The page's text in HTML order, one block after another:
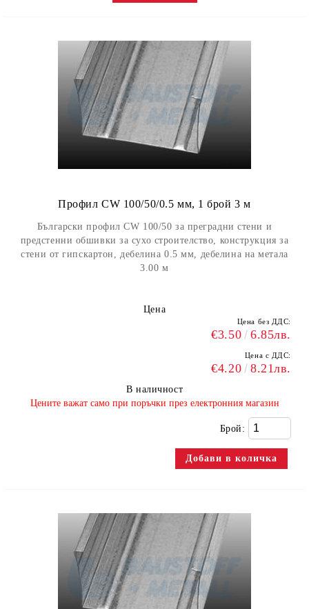
Профил CW 100/50/0.5 мм, 1 брой 3 м
Български профил CW 100/50 за преградни стени и
предстенни обшивки за сухо строителство, конструкция за
стени от гипскартон, дебелина 0.5 мм, дебелина на метала
3.00 м
Цена
Цена без ДДС:
€3.50 6.85лв.
Цена с ДДС:
€4.20 8.21лв.
В наличност
​Цените важат само при поръчки през електронния магазин
Брой: